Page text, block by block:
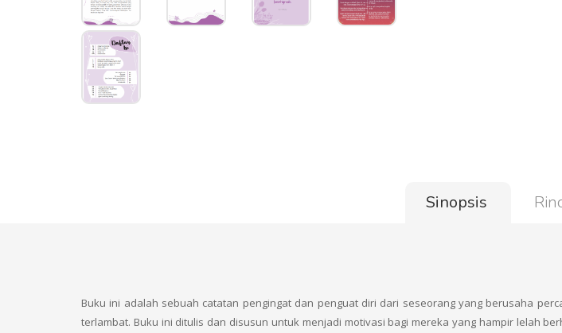
Sinopsis
Buku ini adalah sebuah catatan pengingat dan penguat diri dari seseorang yang berusaha
terlambat. Buku ini ditulis dan disusun untuk menjadi motivasi bagi mereka yang hampir lelah